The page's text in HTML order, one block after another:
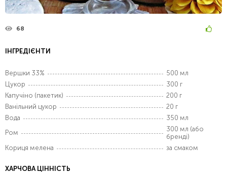
68
ІНГРЕДІЄНТИ
Вершки 33%
500 мл
Цукор
300 г
Капучіно (пакетик)
200 г
Ванільний цукор
20 г
Вода
350 мл
Ром
300 мл (або
бренді)
Кориця мелена
за смаком
ХАРЧОВА ЦІННІСТЬ